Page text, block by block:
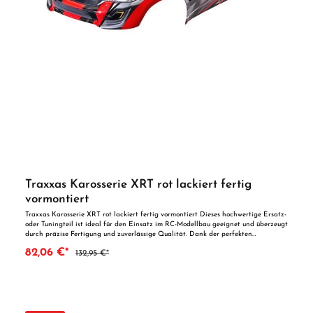
Traxxas Karosserie XRT rot lackiert fertig
vormontiert
Traxxas Karosserie XRT rot lackiert fertig vormontiert Dieses hochwertige Ersatz-
oder Tuningteil ist ideal für den Einsatz im RC-Modellbau geeignet und überzeugt
durch präzise Fertigung und zuverlässige Qualität. Dank der perfekten
geeignet. Vorteile auf einen Blick: Passgenaue Verarbeitung Geeignet für
82,06 €* 132,95 €*